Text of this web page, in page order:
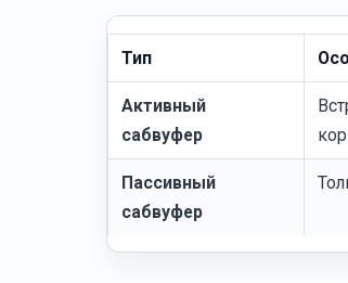
Тип
Активный
сабвуфер
Пассивный
сабвуфер